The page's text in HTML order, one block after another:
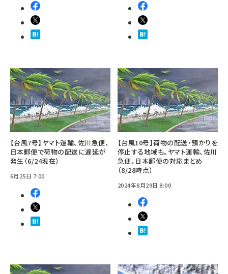
【台風7号】ヤマト運輸、佐川急便、
日本郵便で荷物の配送に遅延が
発生（6/24現在）
6月25日 7:00
【台風10号】荷物の配送・預かりを
停止する地域も。ヤマト運輸、佐川
急便、日本郵便の対応まとめ
（8/28時点）
2024年8月29日 8:00